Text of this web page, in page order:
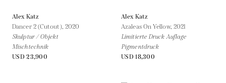
Alex Katz
Dancer 2 (Cutout), 2020
Skulptur / Objekt
Mischtechnik
USD 23,900
Alex Katz
Azaleas On Yellow, 2021
Limitierte Druck Auflage
Pigmentdruck
USD 18,300